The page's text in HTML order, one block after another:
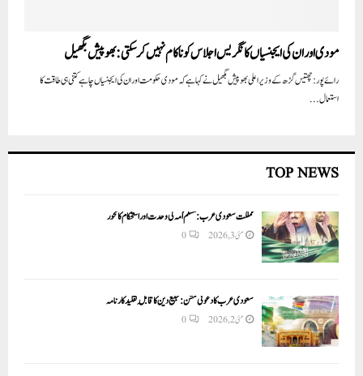
مودی اور ان کی ایجنسیاں کانگریس اجلاس کو ناکام نہیں کرسکتی:بھوپیش بگھیل
رائے پور: چھتیس گڑھ کے وزیر اعلی بھوپیش بگھیل نے کہا ہے کہ مودی حکومت اور ان کی ایجنسیاں چاہے کتنی ہی طاقت کا
استعمال...
TOP NEWS
مملکت سعودی عرب: مسلم اُمہ کی وحدت اور استحکام کا محور
مئی 3, 2026 0
سعودی عرب کا دعوتی مشن: تبلیغ دین کا قابلِ تقلید کارنامہ
مئی 2, 2026 0